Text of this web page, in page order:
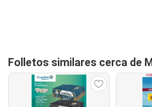
Folletos similares cerca de